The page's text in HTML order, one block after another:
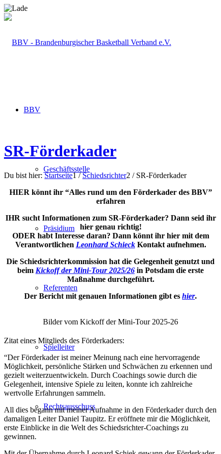
BBV
Geschäftsstelle
Präsidium
Referenten
Spielleiter
Rechtsausschuss
SR-Förderkader
Du bist hier: Startseite1 / Schiedsrichter2 / SR-Förderkader
HIER könnt ihr “Alles rund um den Förderkader des BBV”
erfahren
IHR sucht Informationen zum SR-Förderkader? Dann seid ihr
hier genau richtig!
ODER habt Interesse daran? Dann könnt ihr hier mit dem
Verantwortlichen Leonhard SchieckKontakt aufnehmen.
Die Schiedsrichterkommission hat die Gelegenheit genutzt und
beim Kickoff der Mini-Tour 2025/26 in Potsdam die erste
Maßnahme durchgeführt.
Der Bericht mit genauen Informationen gibt es hier.
Bilder vom Kickoff der Mini-Tour 2025-26
Zitat eines Mitglieds des Förderkaders:
“Der Förderkader ist meiner Meinung nach eine hervorragende
Möglichkeit, persönliche Stärken und Schwächen zu erkennen und
gezielt weiterzuentwickeln. Durch Coachings sowie durch die
Gelegenheit, intensive Spiele zu leiten, konnte ich zahlreiche
wertvolle Erfahrungen sammeln.
All dies begann mit meiner Aufnahme in den Förderkader durch den
damaligen Leiter Daniel Taupitz. Er eröffnete mir die Möglichkeit,
erste Einblicke in die Welt des Schiedsrichter-Coachings zu
gewinnen.